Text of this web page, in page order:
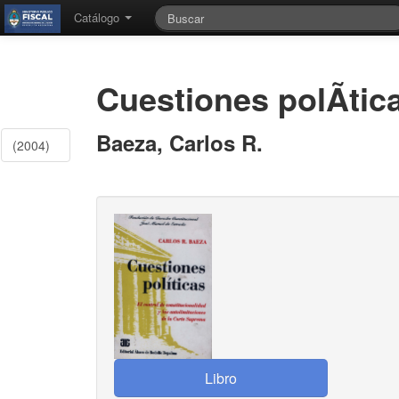
Catálogo
(2004)
Cuestiones
Baeza, Carlos R.